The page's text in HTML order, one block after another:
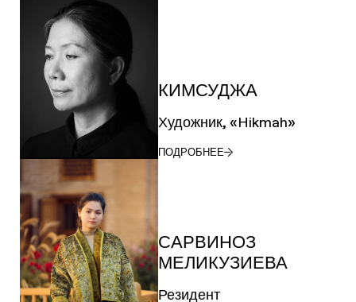
КИМСУДЖА
Художник, «Hikmah»
ПОДРОБНЕЕ
САРВИНОЗ
МЕЛИКУЗИЕВА
Резидент